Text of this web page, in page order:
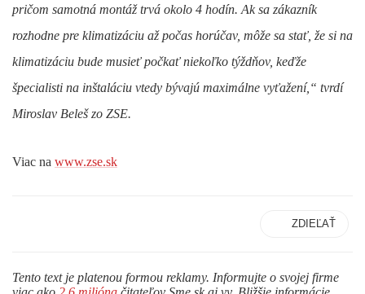
pričom samotná montáž trvá okolo 4 hodín. Ak sa zákazník
rozhodne pre klimatizáciu až počas horúčav, môže sa stať, že si na
klimatizáciu bude musieť počkať niekoľko týždňov, keďže
špecialisti na inštaláciu vtedy bývajú maximálne vyťažení,“ tvrdí
Miroslav Beleš zo ZSE.
Viac na www.zse.sk
ZDIEĽAŤ
Tento text je platenou formou reklamy. Informujte o svojej firme